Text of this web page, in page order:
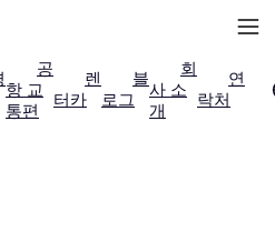
공
항 교
통편
렌
터카
블
로그
회
사 소
개
연
락처